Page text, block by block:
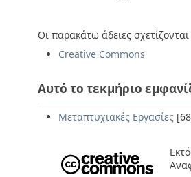
Οι παρακάτω άδειες
Creative Commons
Αυτό το τεκμήριο
Μεταπτυχιακές Εργασίες